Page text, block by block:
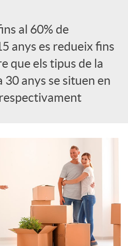
al 60% de
anys es redueix fins
que els tipus de la
30 anys se situen en
respectivament